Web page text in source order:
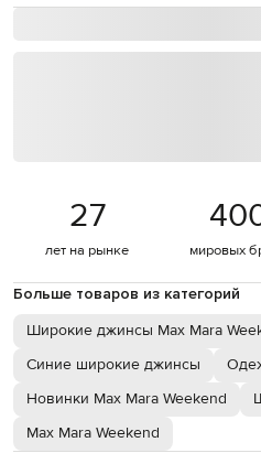
27
лет на рынке мировых
Больше товаров из категорий
Широкие джинсы Max Mara
Синие широкие джинсы
Новинки Max Mara Weekend
Max Mara Weekend